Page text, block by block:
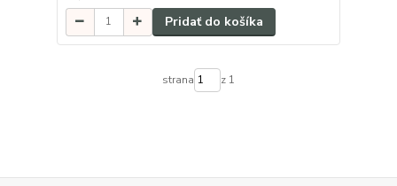
Pridať do košíka
strana z 1